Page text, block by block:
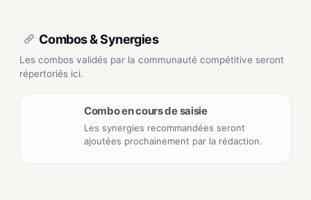
Combos & Synergies
Les combos validés par la communauté compétitive seront
répertoriés ici.
Combo en cours de saisie
Les synergies recommandées seront
ajoutées prochainement par la rédaction.